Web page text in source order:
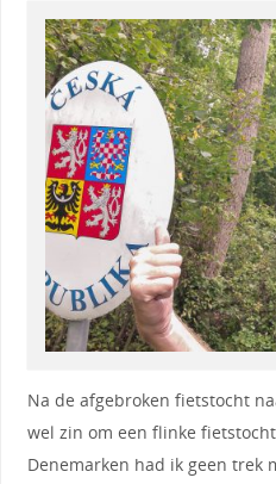
Na de afgebroken fietstocht
wel zin om een flinke
Denemarken had ik geen trek